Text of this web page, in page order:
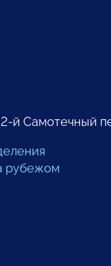
й Самотечный
рубежом